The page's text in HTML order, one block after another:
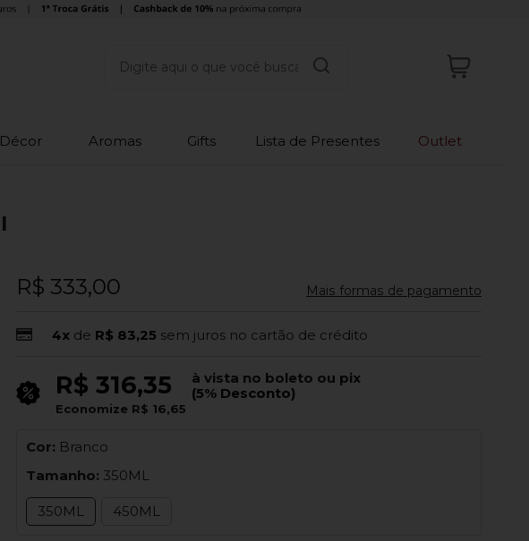
Décor Aromas Gifts Lista de Presentes Outlet
R$ 333,00 Mais formas de pagamento
4x de R$ 83,25 sem juros no cartão de crédito
R$ 316,35
à vista no boleto ou pix
(5% Desconto)
Economize R$ 16,65
Cor: Branco
Tamanho: 350ML
350ML 450ML